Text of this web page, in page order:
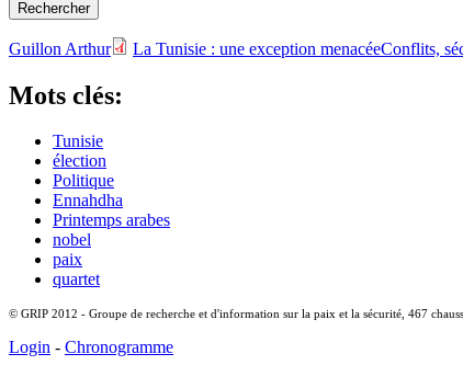
Guillon Arthur La Tunisie : une exception menacéeConflits,
Mots clés:
Tunisie
élection
Politique
Ennahdha
Printemps arabes
nobel
paix
quartet
© GRIP 2012 - Groupe de recherche et d'information sur la paix et la sécurité, 467
Login - Chronogramme